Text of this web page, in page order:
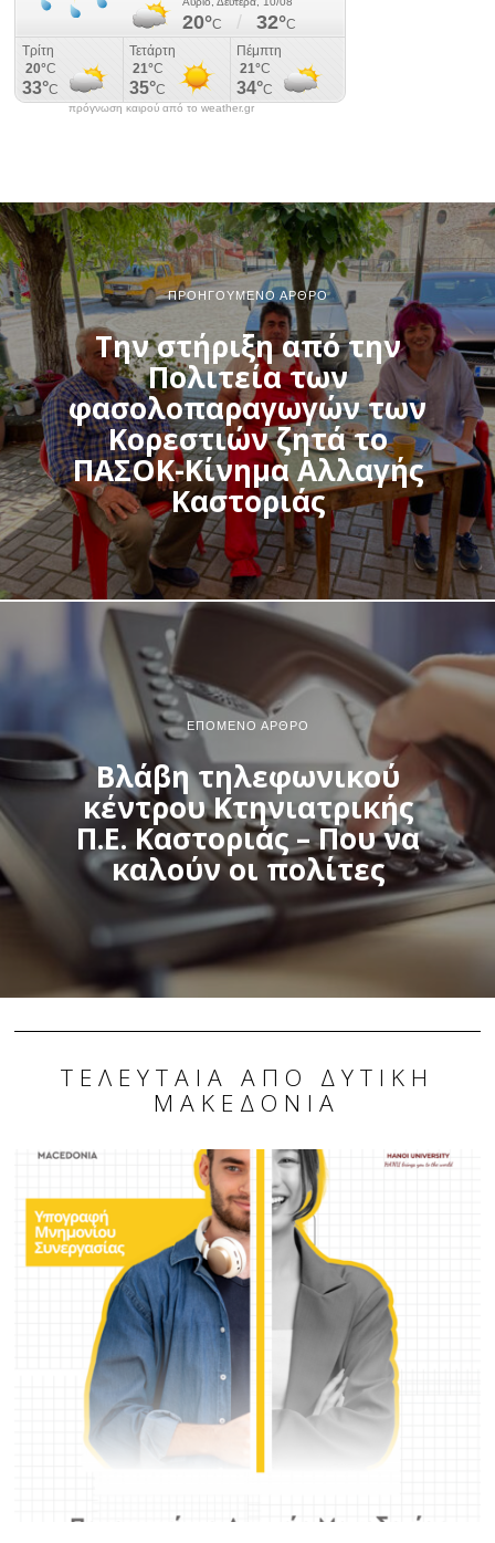
πρόγνωση καιρού από το weather.gr
ΠΡΟΗΓΟΎΜΕΝΟ ΆΡΘΡΟ
Την στήριξη από την
Πολιτεία των
φασολοπαραγωγών των
Κορεστιών ζητά το
ΠΑΣΟΚ-Κίνημα Αλλαγής
Καστοριάς
ΕΠΌΜΕΝΟ ΆΡΘΡΟ
Βλάβη τηλεφωνικού
κέντρου Κτηνιατρικής
Π.Ε. Καστοριάς – Που να
καλούν οι πολίτες
ΤΕΛΕΥΤΑΊΑ ΑΠΌ ΔΥΤΙΚΉ
ΜΑΚΕΔΟΝΊΑ